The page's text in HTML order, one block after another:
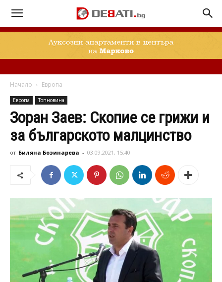
Начало Европа
Европа Топновина
Зоран Заев: Скопие се грижи и
за българското малцинство
от Биляна Бозинарева - 03.09.2021, 15:40